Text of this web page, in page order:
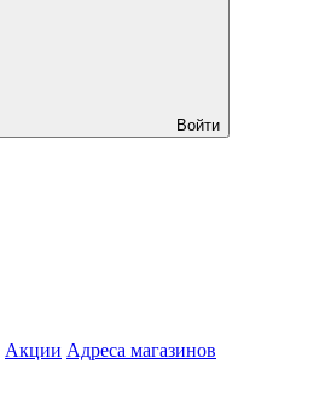
Войти
Акции Адреса магазинов